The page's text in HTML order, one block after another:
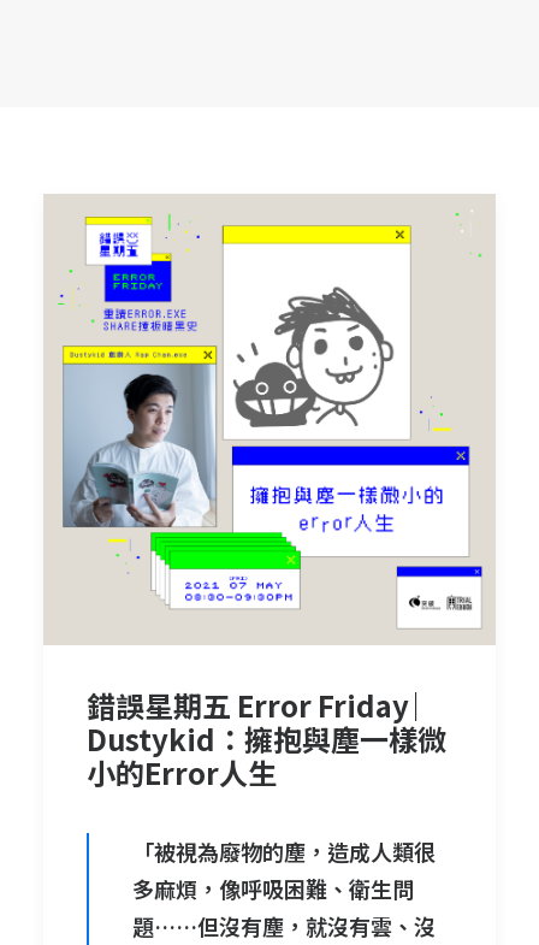
錯誤星期五 Error Friday ︳
Dustykid：擁抱與塵一樣微
小的Error人生
「被視為廢物的塵，造成人類很
多麻煩，像呼吸困難、衛生問
題……但沒有塵，就沒有雲、沒